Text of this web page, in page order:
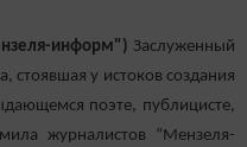
информ") Заслуженный
стоявшая у истоков создания
поэте, публицисте,
журналистов “Мензеля-